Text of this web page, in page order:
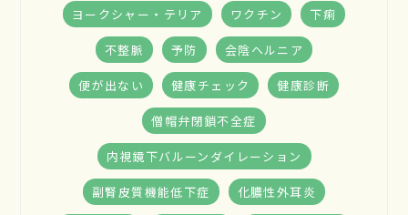
ヨークシャー・テリア ワクチン 下痢
不整脈 予防 会陰ヘルニア
便が出ない 健康チェック 健康診断
僧帽弁閉鎖不全症
内視鏡下バルーンダイレーション
副腎皮質機能低下症 化膿性外耳炎